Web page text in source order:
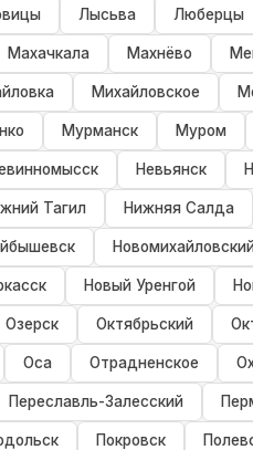
Лысьва Люберцы
Махачкала Махнёво
Михайловское
Мурманск Муром
Невьянск
Тагил Нижняя Салда
Новый Уренгой
Озерск Октябрьский
Оса Отрадненское
Переславль-Залесский
Покровск